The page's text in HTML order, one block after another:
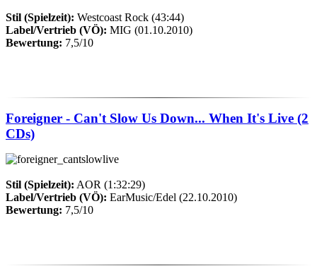
Stil (Spielzeit): Westcoast Rock (43:44)
Label/Vertrieb (VÖ): MIG (01.10.2010)
Bewertung: 7,5/10
Foreigner - Can't Slow Us Down... When It's Live (2
CDs)
Stil (Spielzeit): AOR (1:32:29)
Label/Vertrieb (VÖ): EarMusic/Edel (22.10.2010)
Bewertung: 7,5/10